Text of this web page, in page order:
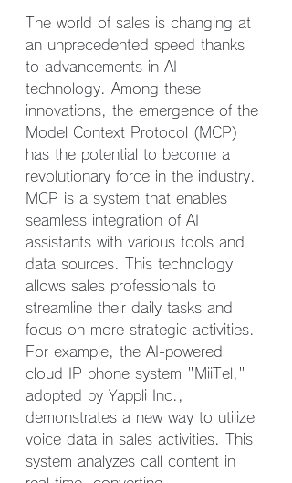
The world of sales is changing at
an unprecedented speed thanks
to advancements in AI
technology. Among these
innovations, the emergence of the
Model Context Protocol (MCP)
has the potential to become a
revolutionary force in the industry.
MCP is a system that enables
seamless integration of AI
assistants with various tools and
data sources. This technology
allows sales professionals to
streamline their daily tasks and
focus on more strategic activities.
For example, the AI-powered
cloud IP phone system "MiiTel,"
adopted by Yappli Inc.,
demonstrates a new way to utilize
voice data in sales activities. This
system analyzes call content in